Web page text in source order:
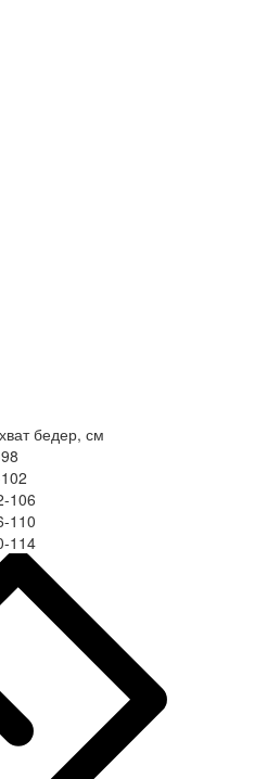
бедер, см
106
110
114